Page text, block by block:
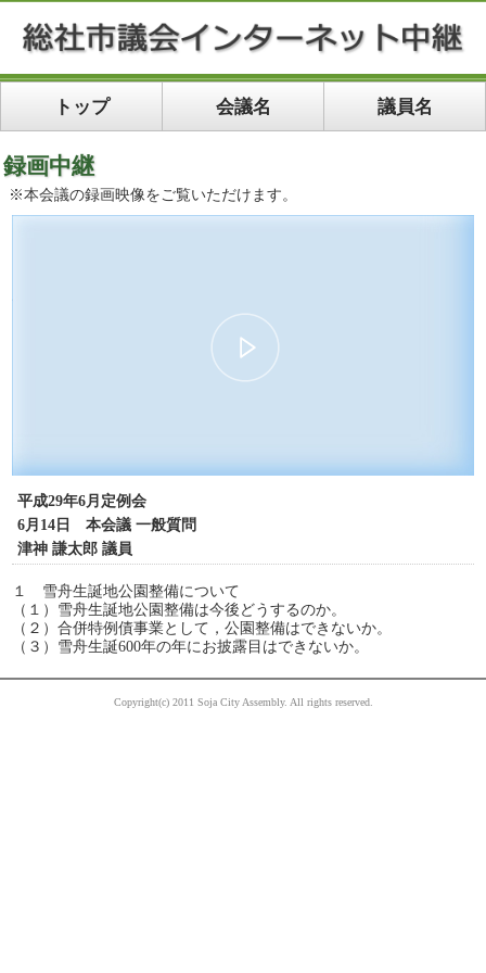
トップ 会議名 議員名
録画中継
※本会議の録画映像をご覧いただけます。
平成29年6月定例会
6月14日 本会議 一般質問
津神 謙太郎 議員
１ 雪舟生誕地公園整備について
（１）雪舟生誕地公園整備は今後どうするのか。
（２）合併特例債事業として，公園整備はできないか。
（３）雪舟生誕600年の年にお披露目はできないか。
Copyright(c) 2011 Soja City Assembly. All rights reserved.